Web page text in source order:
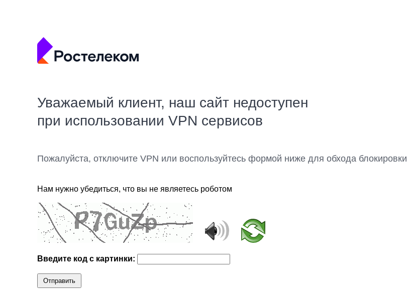
Уважаемый клиент, наш сайт недоступен
при использовании VPN сервисов
Пожалуйста, отключите VPN или воспользуйтесь формой ниже для обхода блокировки
Нам нужно убедиться, что вы не являетесь роботом
Введите код с картинки:
Отправить